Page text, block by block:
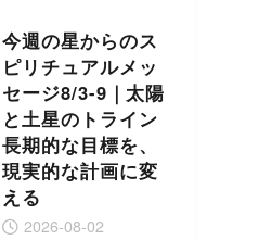
今週の星からのス
ピリチュアルメッ
セージ8/3-9｜太陽
と土星のトライン
長期的な目標を、
現実的な計画に変
える
2026-08-02